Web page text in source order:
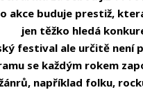
akce buduje prestiž,
jen těžko hledá
festival ale určitě není
se každým rokem
například folku,